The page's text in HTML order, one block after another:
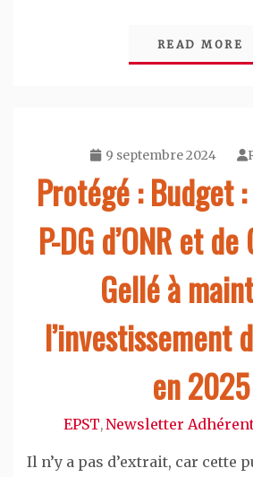
READ MORE
9 septembre 2024
Protégé : Budget
P-DG d’ONR et
Gellé à
l’investissement
en 2025
EPST,Newsletter
Il n’y a pas d’extrait, car cette